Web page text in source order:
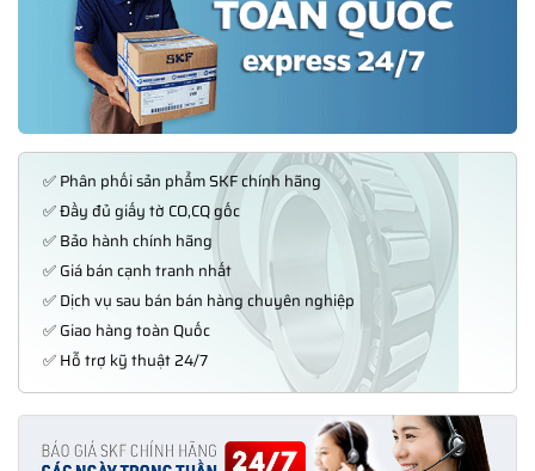
✅ Phân phối sản phẩm SKF chính hãng
✅ Đầy đủ giấy tờ CO,CQ gốc
✅ Bảo hành chính hãng
✅ Giá bán cạnh tranh nhất
✅ Dịch vụ sau bán bán hàng chuyên nghiệp
✅ Giao hàng toàn Quốc
✅ Hỗ trợ kỹ thuật 24/7